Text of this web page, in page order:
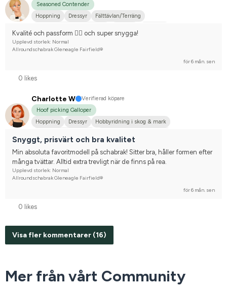
Seasoned Contender
Hoppning
Dressyr
Fälttävlan/Terräng
Tävlingsrider på hobbynivå
Kvalité och passform 👌🏼 och super snygga!
Upplevd storlek: Normal
Allroundschabrak Gleneagle Fairfield®
för 6 mån. sen
0 likes
Charlotte W
Verifierad köpare
Hoof picking Galloper
Hoppning
Dressyr
Hobbyridning i skog & mark
Snyggt, prisvärt och bra kvalitet
Min absoluta favoritmodell på schabrak! Sitter bra, håller formen efter
många tvättar. Alltid extra trevligt när de finns på rea.
Upplevd storlek: Normal
Allroundschabrak Gleneagle Fairfield®
för 6 mån. sen
0 likes
Visa fler kommentarer (16)
Mer från vårt Community